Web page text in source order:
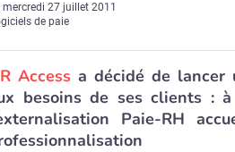
mercredi 27 juillet 2011
de paie
Access a décidé de lancer
besoins de ses clients :
Paie-RH